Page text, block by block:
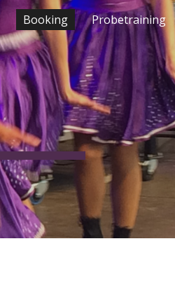
Booking Probetraining